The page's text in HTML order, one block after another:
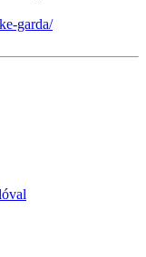
garda/